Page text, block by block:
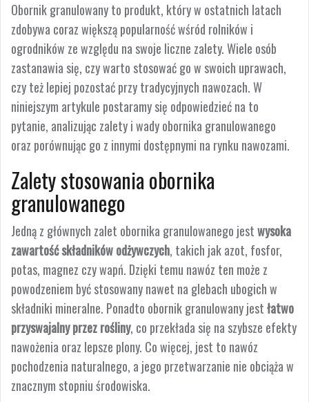
Obornik granulowany to produkt, który w ostatnich latach
zdobywa coraz większą popularność wśród rolników i
ogrodników ze względu na swoje liczne zalety. Wiele osób
zastanawia się, czy warto stosować go w swoich uprawach,
czy też lepiej pozostać przy tradycyjnych nawozach. W
niniejszym artykule postaramy się odpowiedzieć na to
pytanie, analizując zalety i wady obornika granulowanego
oraz porównując go z innymi dostępnymi na rynku nawozami.
Zalety stosowania obornika
granulowanego
Jedną z głównych zalet obornika granulowanego jestwysoka
zawartość składników odżywczych, takich jak azot, fosfor,
potas, magnez czy wapń. Dzięki temu nawóz ten może z
powodzeniem być stosowany nawet na glebach ubogich w
składniki mineralne. Ponadto obornik granulowany jestłatwo
przyswajalny przez rośliny, co przekłada się na szybsze efekty
nawożenia oraz lepsze plony. Co więcej, jest to nawóz
pochodzenia naturalnego, a jego przetwarzanie nie obciąża w
znacznym stopniu środowiska.